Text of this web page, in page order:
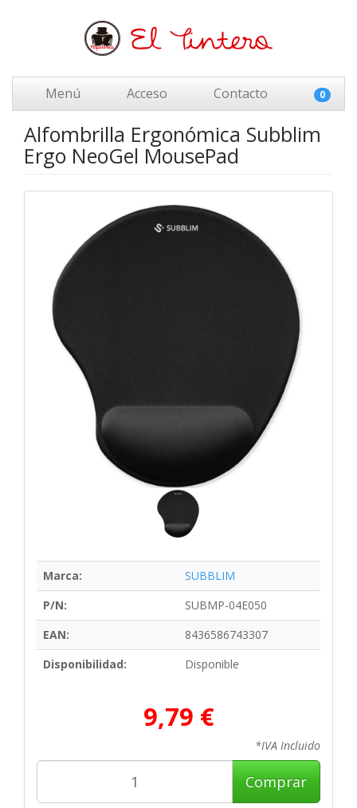
Menú Acceso Contacto 0
Alfombrilla Ergonómica Subblim
Ergo NeoGel MousePad
Marca:
SUBBLIM
P/N:
SUBMP-04E050
EAN:
8436586743307
Disponibilidad:
Disponible
9,79 €
*IVA Incluido
Comprar